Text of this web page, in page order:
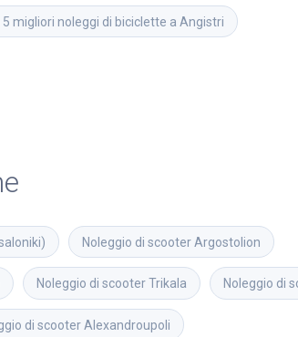
5 migliori noleggi di biciclette a Angistri
Noleggio di scooter Argostolion
Noleggio di scooterTrikala Noleggio di
di scooter Alexandroupoli